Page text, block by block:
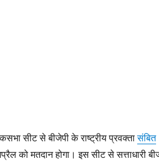
सीट से बीजेपी के राष्ट्रीय प्रवक्तासंबित
को मतदान होगा। इस सीट से सत्ताधारी